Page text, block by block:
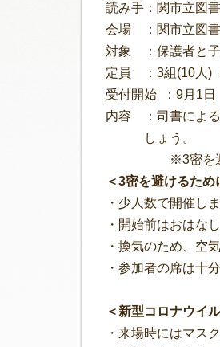
読み手：関市立図
会場 ：関市立図書
対象 ：保護者と子
定員 ：3組(10人)
受付開始 ：9月1日
内容 ：司書による
しょう。
※3密を避けるた
＜3密を避けるため
・少人数で開催しま
・開始前はおはな
・換気のため、空
・参加者の席は十
＜新型コロナウイ
・来場時にはマス